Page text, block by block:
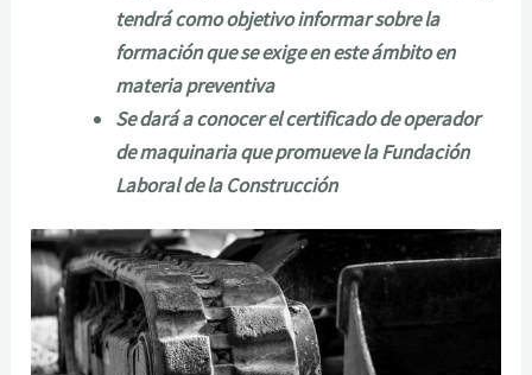
tendrá como objetivo informar sobre la
formación que se exige en este ámbito en
materia preventiva
Se dará a conocer el certificado de operador
de maquinaria que promueve la Fundación
Laboral de la Construcción